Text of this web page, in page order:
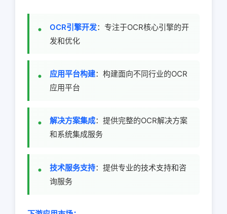
OCR引擎开发：专注于OCR核心引擎的开
发和优化
应用平台构建：构建面向不同行业的OCR
应用平台
解决方案集成：提供完整的OCR解决方案
和系统集成服务
技术服务支持：提供专业的技术支持和咨
询服务